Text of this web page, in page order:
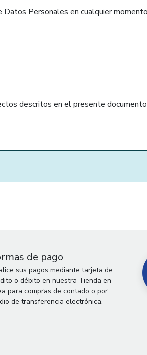
Personales en cualquier
descritos en el presente
de pago
sus pagos mediante tarjeta de
o débito en nuestra Tienda en
para compras de contado o por
de transferencia electrónica.